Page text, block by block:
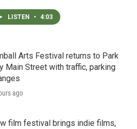
LISTEN • 4:03
Arts Festival returns to Park
Main Street with traffic, parking
ago
film festival brings indie films,